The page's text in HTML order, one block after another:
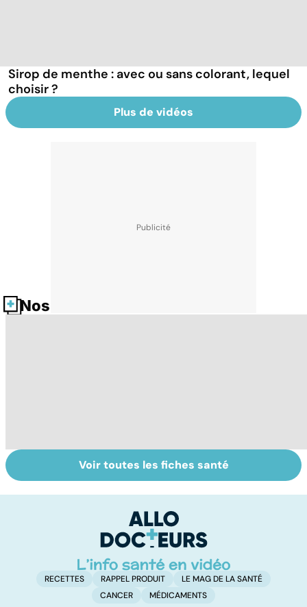
Sirop de menthe : avec ou sans colorant, lequel
choisir ?
Plus de vidéos
Nos fiches santé
Tout savoir sur
les maux du froid
Alimentation :
mangeons-nous
protéines ?
Voir toutes les fiches santé
RECETTES RAPPEL PRODUIT
LE MAG DE LA SANTÉ
CANCER
MÉDICAMENTS